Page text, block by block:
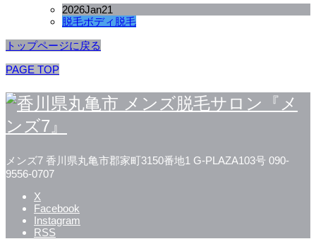
2026Jan21
脱毛ボディ脱毛
トップページに戻る
PAGE TOP
メンズ7 香川県丸亀市郡家町3150番地1 G-PLAZA103号 090-
9556-0707
X
Facebook
Instagram
RSS